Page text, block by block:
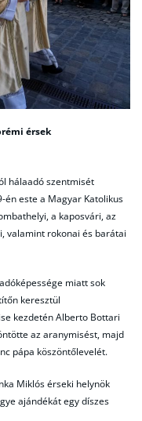
érsek
hálaadó szentmisét
este a Magyar Katolikus
a kaposvári, az
valamint rokonai és barátai
miatt sok
keresztül
kezdetén Alberto Bottari
az aranymisést, majd
pápa köszöntőlevelét.
Miklós érseki helynök
ajándékát egy díszes